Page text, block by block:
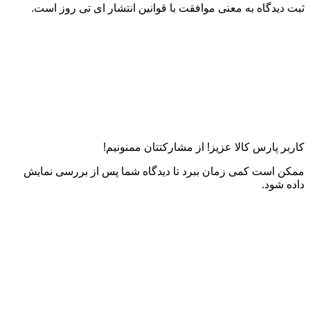
ثبت دیدگاه به معنی موافقت با قوانین انتشار ای تی روز است.
کاربر پارس کالا عزیز! از مشارکتتان ممنونیم!
ممکن است کمی زمان ببرد تا دیدگاه شما پس از بررسی نمایش
داده شود.